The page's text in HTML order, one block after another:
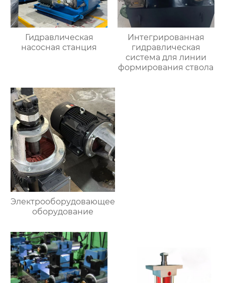
Гидравлическая
насосная станция
Интегрированная
гидравлическая
система для линии
формирования ствола
Электрооборудовающее
оборудование